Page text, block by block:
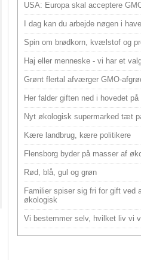
USA: Europa skal acceptere
I dag kan du arbejde nøgen i
Spin om brødkorn, kvælstof og
Haj eller menneske - vi har et
Grønt flertal afværger GMO-
Her falder giften ned i hovedet på
Nyt økologisk supermarked tæt
Kære landbrug, kære politikere
Flensborg byder på masser af
Rød, blå, gul og grøn
Familier spiser sig fri for gift ved
økologisk
Vi bestemmer selv, hvilket liv vi